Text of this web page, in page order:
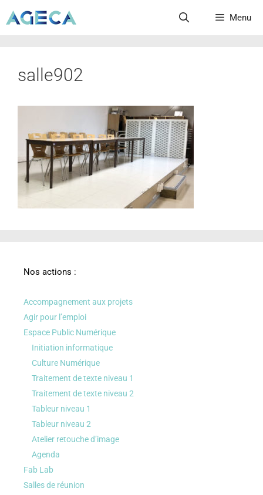
Menu
salle902
Nos actions :
Accompagnement aux projets
Agir pour l’emploi
Espace Public Numérique
Initiation informatique
Culture Numérique
Traitement de texte niveau 1
Traitement de texte niveau 2
Tableur niveau 1
Tableur niveau 2
Atelier retouche d’image
Agenda
Fab Lab
Salles de réunion